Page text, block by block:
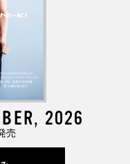
2026
売